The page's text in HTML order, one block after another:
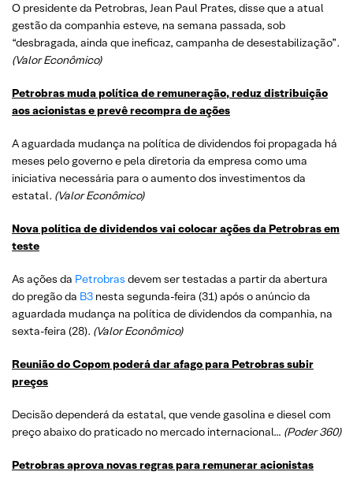
O presidente da Petrobras, Jean Paul Prates, disse que a atual
gestão da companhia esteve, na semana passada, sob
“desbragada, ainda que ineficaz, campanha de desestabilização”.
(Valor Econômico)
Petrobras muda política de remuneração, reduz distribuição
aos acionistas e prevê recompra de ações
A aguardada mudança na política de dividendos foi propagada há
meses pelo governo e pela diretoria da empresa como uma
iniciativa necessária para o aumento dos investimentos da
estatal. (Valor Econômico)
Nova política de dividendos vai colocar ações da Petrobras em
teste
As ações da Petrobras devem ser testadas a partir da abertura
do pregão da B3 nesta segunda-feira (31) após o anúncio da
aguardada mudança na política de dividendos da companhia, na
sexta-feira (28). (Valor Econômico)
Reunião do Copom poderá dar afago para Petrobras subir
preços
Decisão dependerá da estatal, que vende gasolina e diesel com
preço abaixo do praticado no mercado internacional… (Poder 360)
Petrobras aprova novas regras para remunerar acionistas